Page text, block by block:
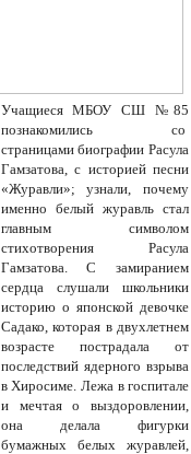
Учащиеся МБОУ СШ №85
познакомились со
страницами биографии Расула
Гамзатова, с историей песни
«Журавли»; узнали, почему
именно белый журавль стал
главным символом
стихотворения Расула
Гамзатова. С замиранием
сердца слушали школьники
историю о японской девочке
Садако, которая в двухлетнем
возрасте пострадала от
последствий ядерного взрыва
в Хиросиме. Лежа в госпитале
и мечтая о выздоровлении,
она делала фигурки
бумажных белых журавлей,